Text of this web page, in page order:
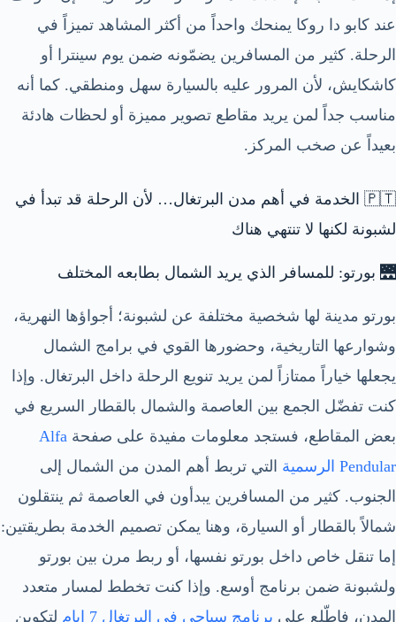
عند كابو دا روكا يمنحك واحداً من أكثر المشاهد تميزاً في
الرحلة. كثير من المسافرين يضمّونه ضمن يوم سينترا أو
كاشكايش، لأن المرور عليه بالسيارة سهل ومنطقي. كما أنه
مناسب جداً لمن يريد مقاطع تصوير مميزة أو لحظات هادئة
بعيداً عن صخب المركز.
🇵🇹 الخدمة في أهم مدن البرتغال… لأن الرحلة قد تبدأ في
لشبونة لكنها لا تنتهي هناك
🌉 بورتو: للمسافر الذي يريد الشمال بطابعه المختلف
بورتو مدينة لها شخصية مختلفة عن لشبونة؛ أجواؤها النهرية،
وشوارعها التاريخية، وحضورها القوي في برامج الشمال
يجعلها خياراً ممتازاً لمن يريد تنويع الرحلة داخل البرتغال. وإذا
كنت تفضّل الجمع بين العاصمة والشمال بالقطار السريع في
بعض المقاطع، فستجد معلومات مفيدة على صفحة Alfa
Pendular الرسمية
التي تربط أهم المدن من الشمال إلى
الجنوب. كثير من المسافرين يبدأون في العاصمة ثم ينتقلون
شمالاً بالقطار أو السيارة، وهنا يمكن تصميم الخدمة بطريقتين:
إما تنقل خاص داخل بورتو نفسها، أو ربط مرن بين بورتو
ولشبونة ضمن برنامج أوسع. وإذا كنت تخطط لمسار متعدد
المدن، فاطّلع على برنامج سياحي في البرتغال 7 ايام
لتكوين